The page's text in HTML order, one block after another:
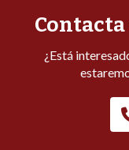
¿Está